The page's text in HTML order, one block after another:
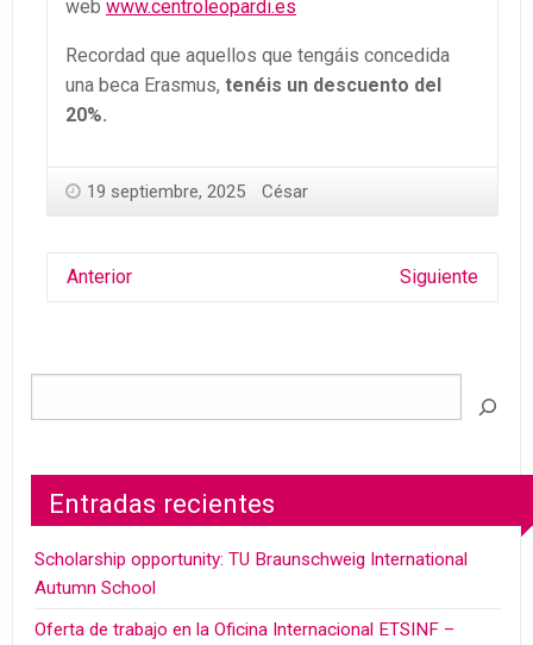
web www.centroleopardi.es
Recordad que aquellos que tengáis concedida
una beca Erasmus, tenéis un descuento del
20%.
19 septiembre, 2025 César
Anterior Siguiente
Entradas recientes
Scholarship opportunity: TU Braunschweig International
Autumn School
Oferta de trabajo en la Oficina Internacional ETSINF –